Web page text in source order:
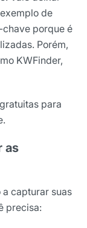
de
porque é
Porém,
KWFinder,
para
as
capturar suas
precisa: